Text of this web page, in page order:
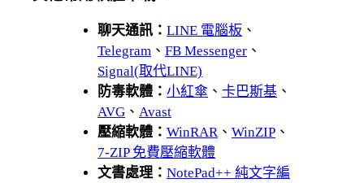
聊天通訊： LINE 電腦板 、
Telegram 、 FB Messenger 、
Signal(取代LINE)
防毒軟體： 小紅傘 、 卡巴斯基 、
AVG 、 Avast
壓縮軟體： WinRAR、 WinZIP 、
7-ZIP 免費壓縮軟體
文書處理： NotePad++ 純文字編